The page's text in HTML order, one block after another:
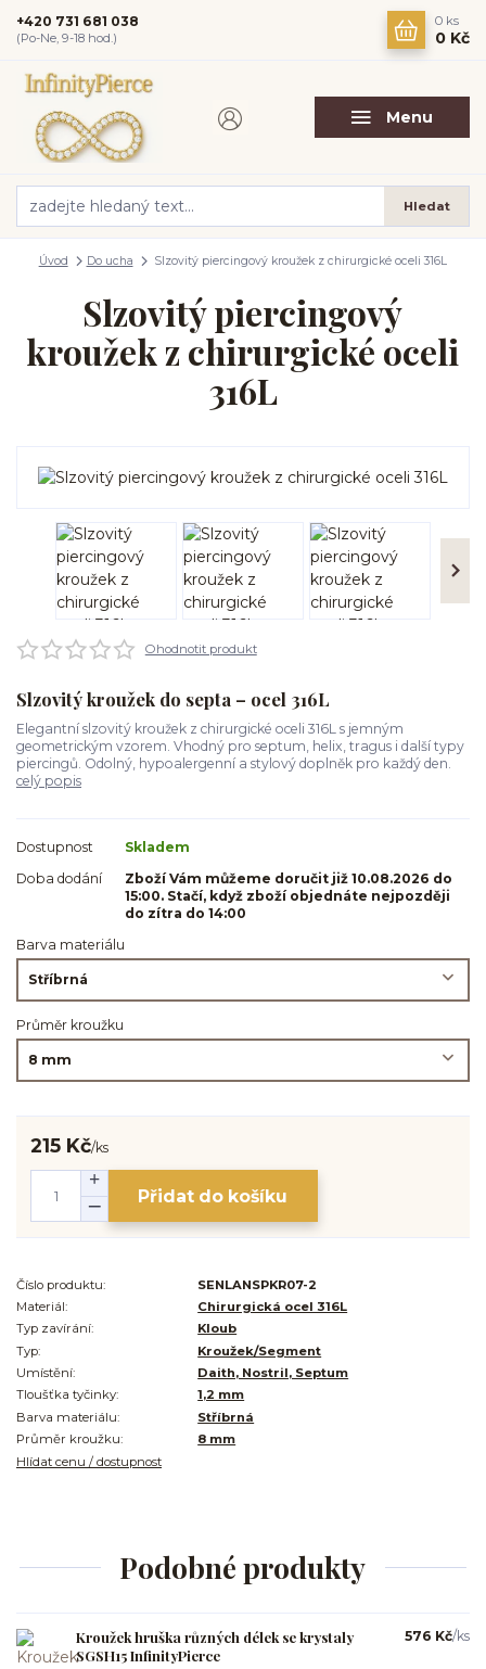
Menu
Hledat
+420 731 681 038
(Po-Ne, 9-18 hod.)
0 ks
0 Kč
Úvod Do ucha Slzovitý piercingový kroužek z chirurgické oceli 316L
Slzovitý piercingový
kroužek z chirurgické oceli
316L
Ohodnotit produkt
Slzovitý kroužek do septa – ocel 316L
Elegantní slzovitý kroužek z chirurgické oceli 316L s jemným
geometrickým vzorem. Vhodný pro septum, helix, tragus i další typy
piercingů. Odolný, hypoalergenní a stylový doplněk pro každý den.
celý popis
Dostupnost
Skladem
Doba dodání
Zboží Vám můžeme doručit již 10.08.2026 do
15:00. Stačí, když zboží objednáte nejpozději
do zítra do 14:00
Barva materiálu
Průměr kroužku
215 Kč/ks
Přidat do košíku
Číslo produktu:
SENLANSPKR07-2
Materiál:
Chirurgická ocel 316L
Typ zavírání:
Kloub
Typ:
Kroužek/Segment
Umístění:
Daith, Nostril, Septum
Tloušťka tyčinky:
1,2 mm
Barva materiálu:
Stříbrná
Průměr kroužku:
8 mm
Hlídat cenu / dostupnost
Podobné produkty
Kroužek hruška různých délek se krystaly
SGSH15 InfinityPierce
576 Kč/ks